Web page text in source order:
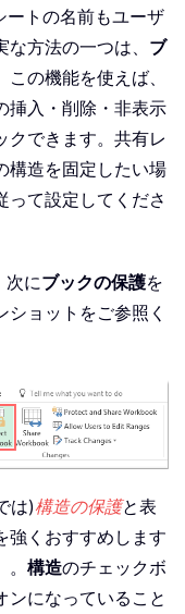
トの名前もユーザ
方法の一つは、 ブ
の機能を使えば、
挿入・削除・非表示
クできます。共有レ
構造を固定したい場
って設定してくださ
次にブックの保護を
ョットをご参照く
は)構造の保護と表
強くおすすめします
構造のチェックボ
ンになっていること